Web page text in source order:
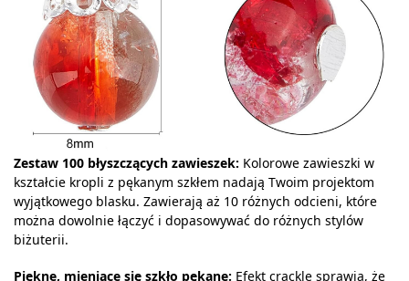
Zestaw 100 błyszczących zawieszek: Kolorowe zawieszki w
kształcie kropli z pękanym szkłem nadają Twoim projektom
wyjątkowego blasku. Zawierają aż 10 różnych odcieni, które
można dowolnie łączyć i dopasowywać do różnych stylów
biżuterii.
Piękne, mieniące się szkło pękane: Efekt crackle sprawia, że